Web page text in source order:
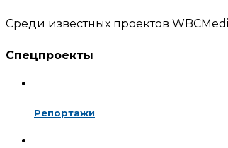
Среди известных проектов
Спецпроекты
Репортажи